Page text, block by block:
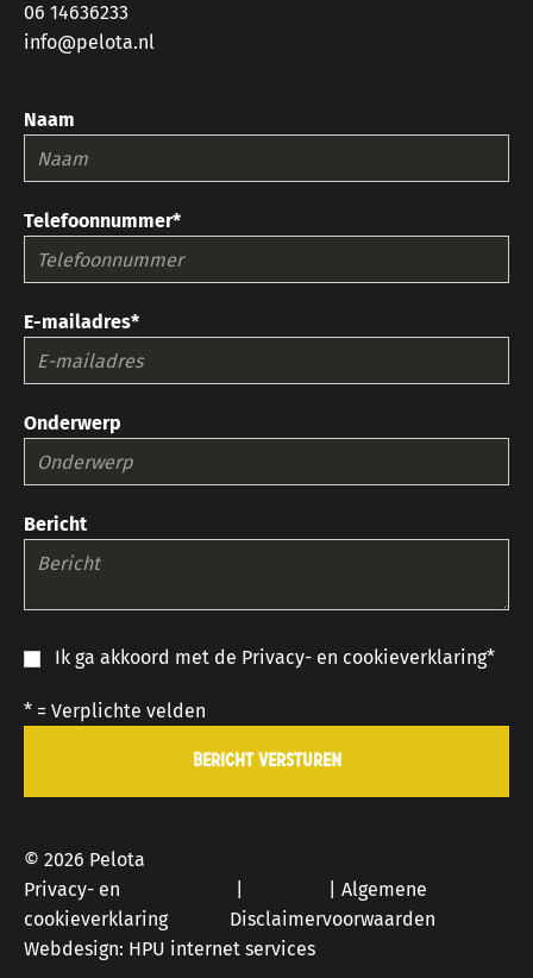
06 14636233
info@pelota.nl
Naam
Telefoonnummer*
E-mailadres*
Onderwerp
Bericht
Ik ga akkoord met de Privacy- en cookieverklaring*
* = Verplichte velden
BERICHT VERSTUREN
© 2026 Pelota
Privacy- en
cookieverklaring
Disclaimer
Algemene
voorwaarden
Webdesign: HPU internet services